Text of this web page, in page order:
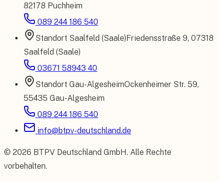
82178 Puchheim
089 244 186 540
Standort Saalfeld (Saale)Friedensstraße 9, 07318
Saalfeld (Saale)
03671 58943 40
Standort Gau-AlgesheimOckenheimer Str. 59,
55435 Gau-Algesheim
089 244 186 540
info@btpv-deutschland.de
© 2026 BTPV Deutschland GmbH. Alle Rechte
vorbehalten.